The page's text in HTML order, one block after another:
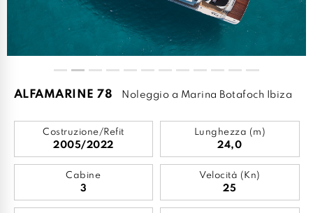
ALFAMARINE 78 Noleggio a Marina Botafoch Ibiza
Costruzione/Refit
2005/2022
Lunghezza (m)
24,0
Cabine
3
Velocità (Kn)
25